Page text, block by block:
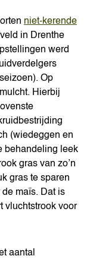
niet-kerende
in Drenthe
werd
Op
Hierbij
(wiedeggen en
behandeling leek
gras van zo’n
gras te sparen
maïs. Dat is
vluchtstrook voor
aantal